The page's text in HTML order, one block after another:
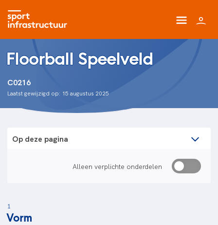
Floorball Speelveld
C0216
Laatst gewijzigd op: 15 augustus 2025
Op deze pagina
Alleen verplichte onderdelen
1
Vorm